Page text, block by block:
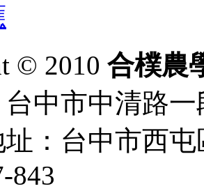
© 2010 合樸農
中市中清路一
：台中市西
843